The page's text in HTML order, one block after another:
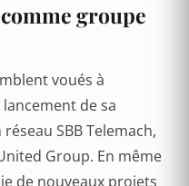
groupe
voués à
de sa
SBB Telemach,
Group. En même
de nouveaux projets